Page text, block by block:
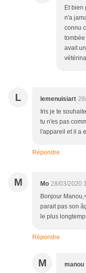
Et bien
n'a
connu
avait
L lemenuisiart
Iris je te
tu n'es pas
l'appareil et il a
Répondre
M Mo 28/03/2020
Bonjour
parait pas son
le plus
Répondre
M manou